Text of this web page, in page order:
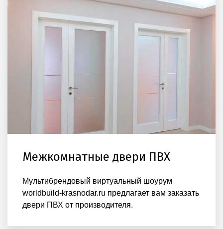
Межкомнатные двери ПВХ
Мультибрендовый виртуальный шоурум
worldbuild-krasnodar.ru предлагает вам заказать
двери ПВХ от производителя.